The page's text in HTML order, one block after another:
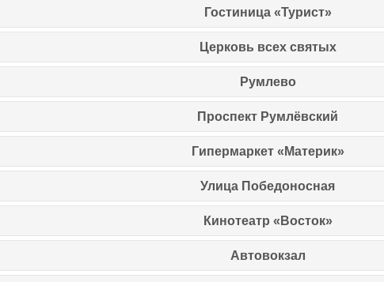
Гостиница «Турист»
Церковь всех святых
Румлево
Проспект Румлёвский
Гипермаркет «Материк»
Улица Победоносная
Кинотеатр «Восток»
Автовокзал